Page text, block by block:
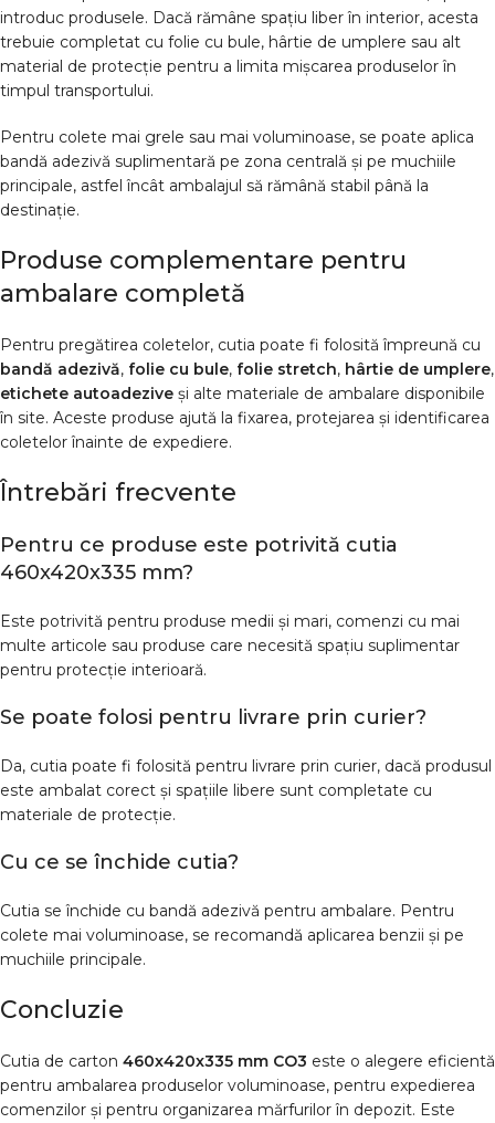
introduc produsele. Dacă rămâne spațiu liber în interior, acesta
trebuie completat cu folie cu bule, hârtie de umplere sau alt
material de protecție pentru a limita mișcarea produselor în
timpul transportului.
Pentru colete mai grele sau mai voluminoase, se poate aplica
bandă adezivă suplimentară pe zona centrală și pe muchiile
principale, astfel încât ambalajul să rămână stabil până la
destinație.
Produse complementare pentru
ambalare completă
Pentru pregătirea coletelor, cutia poate fi folosită împreună cu
bandă adezivă, folie cu bule, folie stretch, hârtie de umplere,
etichete autoadezive și alte materiale de ambalare disponibile
în site. Aceste produse ajută la fixarea, protejarea și identificarea
coletelor înainte de expediere.
Întrebări frecvente
Pentru ce produse este potrivită cutia
460x420x335 mm?
Este potrivită pentru produse medii și mari, comenzi cu mai
multe articole sau produse care necesită spațiu suplimentar
pentru protecție interioară.
Se poate folosi pentru livrare prin curier?
Da, cutia poate fi folosită pentru livrare prin curier, dacă produsul
este ambalat corect și spațiile libere sunt completate cu
materiale de protecție.
Cu ce se închide cutia?
Cutia se închide cu bandă adezivă pentru ambalare. Pentru
colete mai voluminoase, se recomandă aplicarea benzii și pe
muchiile principale.
Concluzie
Cutia de carton 460x420x335 mm CO3 este o alegere eficientă
pentru ambalarea produselor voluminoase, pentru expedierea
comenzilor și pentru organizarea mărfurilor în depozit. Este